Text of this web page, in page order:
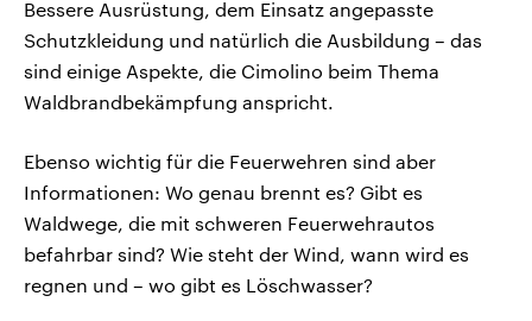
Bessere Ausrüstung, dem Einsatz angepasste
Schutzkleidung und natürlich die Ausbildung – das
sind einige Aspekte, die Cimolino beim Thema
Waldbrandbekämpfung anspricht.
Ebenso wichtig für die Feuerwehren sind aber
Informationen: Wo genau brennt es? Gibt es
Waldwege, die mit schweren Feuerwehrautos
befahrbar sind? Wie steht der Wind, wann wird es
regnen und – wo gibt es Löschwasser?